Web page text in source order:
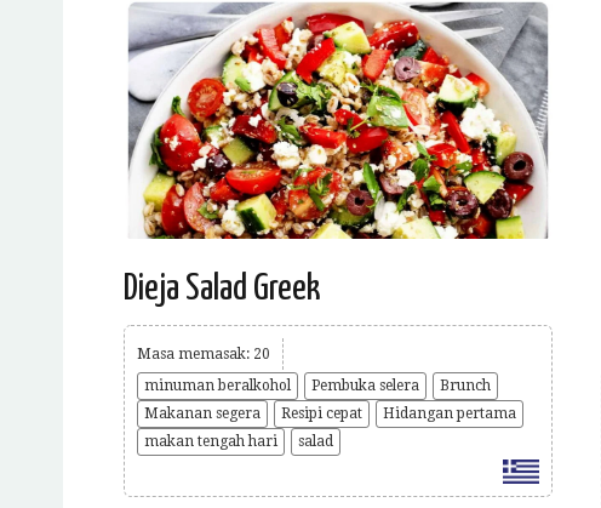
Dieja Salad Greek
Masa memasak: 20
minuman beralkohol
Pembuka selera
Brunch
Makanan segera
Resipi cepat
Hidangan pertama
makan tengah hari
salad